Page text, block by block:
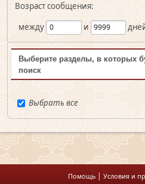
Возраст сообщения:
между
и
Выберите разделы, в которых
поиск
Выбрать все
Помощь | Условия и